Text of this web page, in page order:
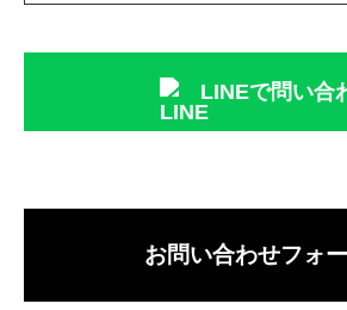
LINEで問い合
お問い合わせフォ